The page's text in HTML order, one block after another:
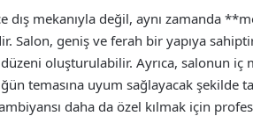
dış mekanıyla değil, aynı zamanda
Salon, geniş ve ferah bir yapıya
oluşturulabilir. Ayrıca, salonun iç
temasına uyum sağlayacak şekilde
daha da özel kılmak için